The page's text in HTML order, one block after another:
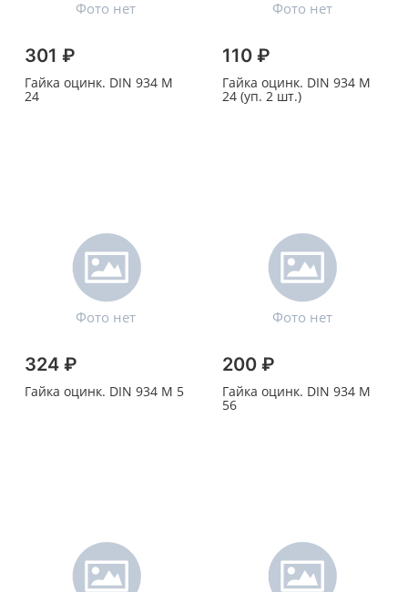
301 ₽
Гайка оцинк. DIN 934 M
24
110 ₽
Гайка оцинк. DIN 934 M
24 (уп. 2 шт.)
324 ₽
Гайка оцинк. DIN 934 M 5
200 ₽
Гайка оцинк. DIN 934 M
56